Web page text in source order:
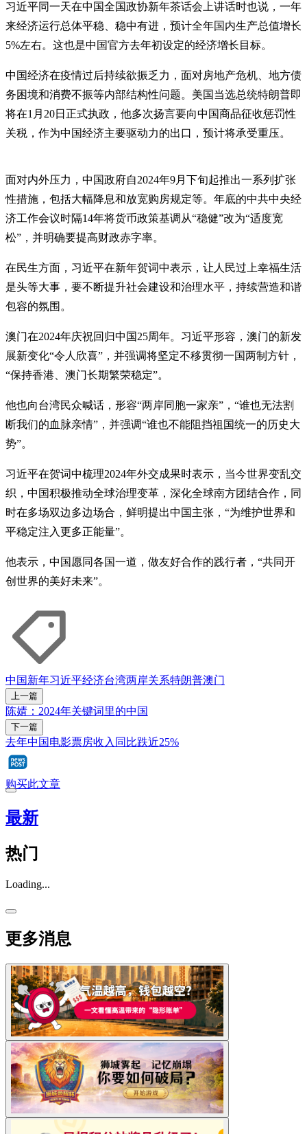
习近平同一天在中国全国政协新年茶话会上讲话时也说，一年
来经济运行总体平稳、稳中有进，预计全年国内生产总值增长
5%左右。这也是中国官方去年初设定的经济增长目标。
中国经济在疫情过后持续欲振乏力，面对房地产危机、地方债
务困境和消费不振等内部结构性问题。美国当选总统特朗普即
将在1月20日正式执政，他多次扬言要向中国商品征收惩罚性
关税，作为中国经济主要驱动力的出口，预计将承受重压。
面对内外压力，中国政府自2024年9月下旬起推出一系列扩张
性措施，包括大幅降息和放宽购房规定等。年底的中共中央经
济工作会议时隔14年将货币政策基调从“稳健”改为“适度宽
松”，并明确要提高财政赤字率。
在民生方面，习近平在新年贺词中表示，让人民过上幸福生活
是头等大事，要不断提升社会建设和治理水平，持续营造和谐
包容的氛围。
澳门在2024年庆祝回归中国25周年。习近平形容，澳门的新发
展新变化“令人欣喜”，并强调将坚定不移贯彻一国两制方针，
“保持香港、澳门长期繁荣稳定”。
他也向台湾民众喊话，形容“两岸同胞一家亲”，“谁也无法割
断我们的血脉亲情”，并强调“谁也不能阻挡祖国统一的历史大
势”。
习近平在贺词中梳理2024年外交成果时表示，当今世界变乱交
织，中国积极推动全球治理变革，深化全球南方团结合作，同
时在多场双边多边场合，鲜明提出中国主张，“为维护世界和
平稳定注入更多正能量”。
他表示，中国愿同各国一道，做友好合作的践行者，“共同开
创世界的美好未来”。
中国新年习近平经济台湾两岸关系特朗普澳门
上一篇
陈婧：2024年关键词里的中国
下一篇
去年中国电影票房收入同比跌近25%
购买此文章
最新
热门
Loading...
更多消息